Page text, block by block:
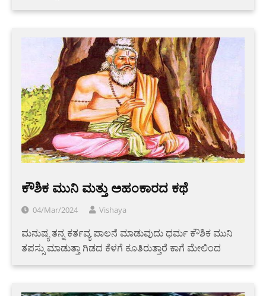
ಕೌಶಿಕ ಮುನಿ ಮತ್ತು ಅಹಂಕಾರದ ಕಥೆ
04/Mar/2024 Vishaya
ಮನುಷ್ಯ ತನ್ನ ಕರ್ತವ್ಯ ಪಾಲನೆ ಮಾಡುವುದು ಧರ್ಮ ಕೌಶಿಕ ಮುನಿ
ತಪಸ್ಸು ಮಾಡುತ್ತಾ ಗಿಡದ ಕೆಳಗೆ ಕೂತಿರುತ್ತಾರೆ ಕಾಗೆ ಮೇಲಿಂದ